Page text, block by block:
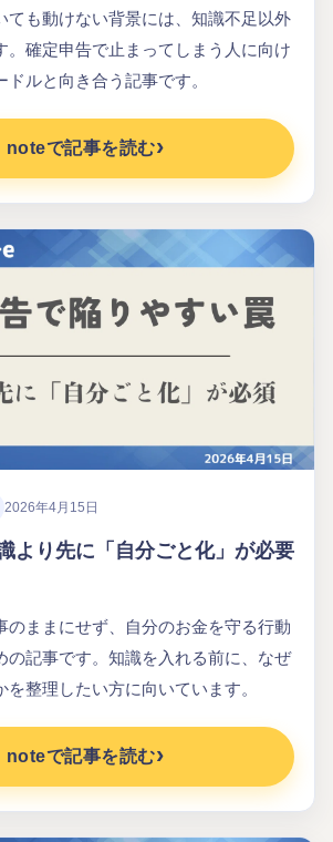
ても動けない背景には、知識不足以外
。確定申告で止まってしまう人に向け
ルと向き合う記事です。
noteで記事を読む
2026年4月15日
より先に「自分ごと化」が必要
のままにせず、自分のお金を守る行動
の記事です。知識を入れる前に、なぜ
を整理したい方に向いています。
noteで記事を読む